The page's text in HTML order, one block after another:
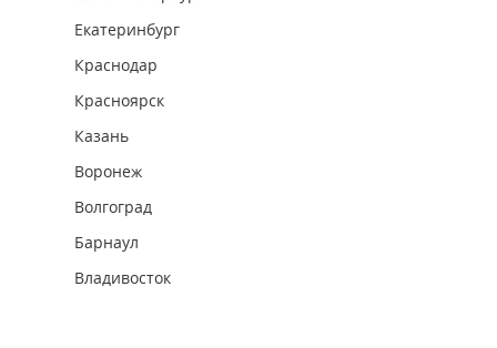
Екатеринбург
Краснодар
Красноярск
Казань
Воронеж
Волгоград
Барнаул
Владивосток